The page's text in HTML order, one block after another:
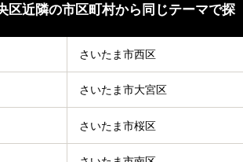
区近隣の市区町村から同じテーマで探
さいたま市西区
さいたま市大宮区
さいたま市桜区